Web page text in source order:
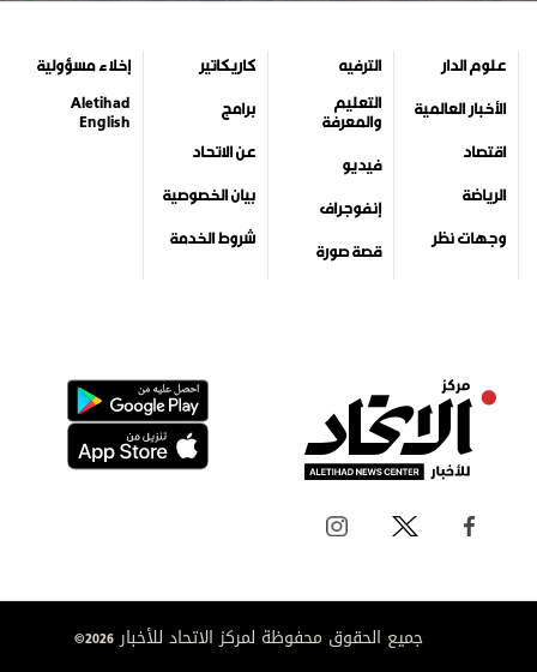
علوم الدار
الأخبار العالمية
اقتصاد
الرياضة
وجهات نظر
الترفيه
التعليم
والمعرفة
فيديو
إنفوجراف
قصة صورة
كاريكاتير
برامج
عن الاتحاد
بيان الخصوصية
شروط الخدمة
إخلاء مسؤولية
Aletihad
English
جميع الحقوق محفوظة لمركز الاتحاد للأخبار 2026©